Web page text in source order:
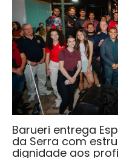
Barueri entrega
da Serra com
dignidade aos